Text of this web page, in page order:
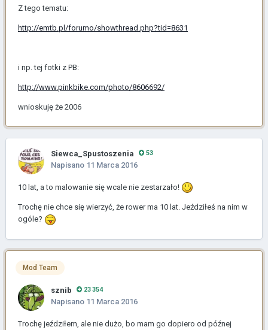
Z tego tematu:
http://emtb.pl/forumo/showthread.php?tid=8631
i np. tej fotki z PB:
http://www.pinkbike.com/photo/8606692/
wnioskuję że 2006
Siewca_Spustoszenia 53
Napisano 11 Marca 2016
10 lat, a to malowanie się wcale nie zestarzało!
Trochę nie chce się wierzyć, że rower ma 10 lat. Jeździłeś na nim w
ogóle?
Mod Team
sznib 23 354
Napisano 11 Marca 2016
Trochę jeździłem, ale nie dużo, bo mam go dopiero od późnej